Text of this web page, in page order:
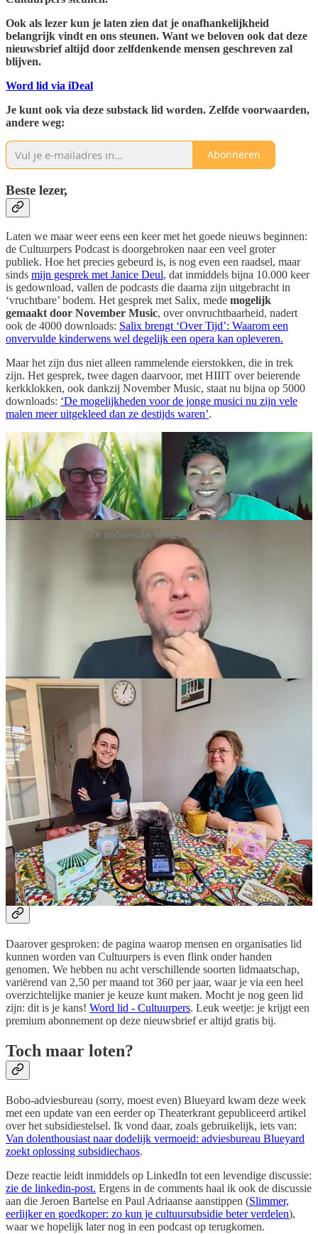
Ook als lezer kun je laten zien dat je onafhankelijkheid
belangrijk vindt en ons steunen. Want we beloven ook dat deze
nieuwsbrief altijd door zelfdenkende mensen geschreven zal
blijven.
Word lid via iDeal
Je kunt ook via deze substack lid worden. Zelfde voorwaarden,
andere weg:
Abonneren
Beste lezer,
Laten we maar weer eens een keer met het goede nieuws beginnen:
de Cultuurpers Podcast is doorgebroken naar een veel groter
publiek. Hoe het precies gebeurd is, is nog even een raadsel, maar
sinds mijn gesprek met Janice Deul, dat inmiddels bijna 10.000 keer
is gedownload, vallen de podcasts die daarna zijn uitgebracht in
‘vruchtbare’ bodem. Het gesprek met Salix, mede mogelijk
gemaakt door November Music, over onvruchtbaarheid, nadert
ook de 4000 downloads: Salix brengt ‘Over Tijd’: Waarom een
onvervulde kinderwens wel degelijk een opera kan opleveren.
Maar het zijn dus niet alleen rammelende eierstokken, die in trek
zijn. Het gesprek, twee dagen daarvoor, met HIIIT over beierende
kerkklokken, ook dankzij November Music, staat nu bijna op 5000
downloads: ‘De mogelijkheden voor de jonge musici nu zijn vele
malen meer uitgekleed dan ze destijds waren’.
De podcasts die het verschil maken
Het zijn natuurlijk ook goede interviews met dank aan de
geïnterviewden. Ze hebben mij ervan overtuigd onderwerpen te
zoeken die net iets buiten de gewone nieuwsstroom vallen. Tips
Hoe dat financieel uit kan is nog even de vraag want hoewel die
enorme aantallen downloads goed zijn voor het bereik, leveren ze
nog niet veel donaties of nieuwe leden op. Niet genoegom mensen
een betaalde opdracht te kunnen geven om zo’n werkstuk te maken
in elk geval.
Financier een stage!
Die kwestie wordt helemaal actueel nu ik wat verzoeken heb
uitstaan van studenten van de Utrechtse School voor Journalistiek,
om hun freelance-uren mede bij Cultuurpers te maken.
Mijn vraag aan jou: kunnen we daar samen een project van maken?
Wil jij sponsoren of ken je sponsors? Stuur mij een mail, of doneer
rechtstreeks, dan kunnen we iets beginnen. Zie:Doneren -
Cultuurpersen bewonder tegelijkertijd de nieuwe vormgeving.
Verbeterde pagina
Daarover gesproken: de pagina waarop mensen en organisaties lid
kunnen worden van Cultuurpers is even flink onder handen
genomen. We hebben nu acht verschillende soorten lidmaatschap,
variërend van 2,50 per maand tot 360 per jaar, waar je via een heel
overzichtelijke manier je keuze kunt maken. Mocht je nog geen lid
zijn: dit is je kans! Word lid - Cultuurpers. Leuk weetje: je krijgt een
premium abonnement op deze nieuwsbrief er altijd gratis bij.
Toch maar loten?
Bobo-adviesbureau (sorry, moest even) Blueyard kwam deze week
met een update van een eerder op Theaterkrant gepubliceerd artikel
over het subsidiestelsel. Ik vond daar, zoals gebruikelijk, iets van:
Van dolenthousiast naar dodelijk vermoeid: adviesbureau Blueyard
zoekt oplossing subsidiechaos.
Deze reactie leidt inmiddels op LinkedIn tot een levendige discussie:
zie de linkedin-post. Ergens in de comments haal ik ook de discussie
aan die Jeroen Bartelse en Paul Adriaanse aanstippen (Slimmer,
eerlijker en goedkoper: zo kun je cultuursubsidie beter verdelen),
waar we hopelijk later nog in een podcast op terugkomen.